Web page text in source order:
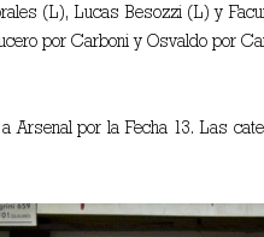
(L), Lucas Besozzi (L) y
por Carboni y Osvaldo por
Arsenal por la Fecha 13. Las